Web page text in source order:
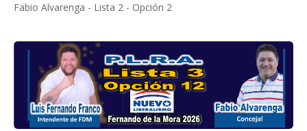
Fabio Alvarenga - Lista 2 - Opción 2